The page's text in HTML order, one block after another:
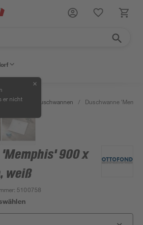
er nicht
✕
Duschen Duschwannen / Duschwanne
900 x
weiß
: 5100758